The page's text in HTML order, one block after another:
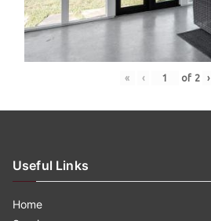
« ‹ of 2 ›
Useful Links
Home